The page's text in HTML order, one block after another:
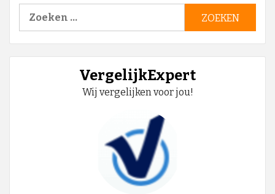
naar:
VergelijkExpert
Wij vergelijken voor jou!